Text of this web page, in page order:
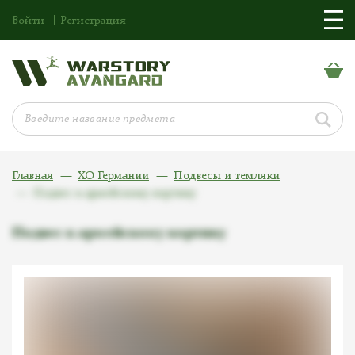
Войти Регистрация
Главная ХО Германии
Подвесы и темляки
Подвес к армейскому кортику